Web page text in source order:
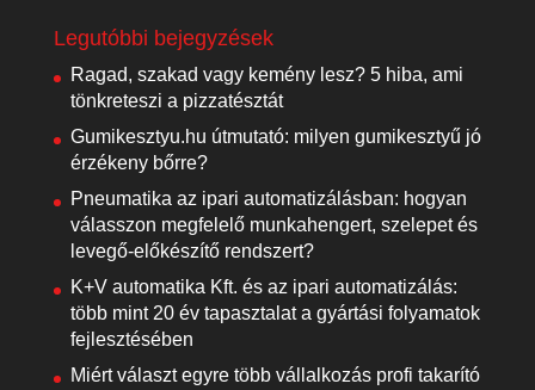
Legutóbbi bejegyzések
Ragad, szakad vagy kemény lesz? 5 hiba, ami
tönkreteszi a pizzatésztát
Gumikesztyu.hu útmutató: milyen gumikesztyű jó
érzékeny bőrre?
Pneumatika az ipari automatizálásban: hogyan
válasszon megfelelő munkahengert, szelepet és
levegő-előkészítő rendszert?
K+V automatika Kft. és az ipari automatizálás:
több mint 20 év tapasztalat a gyártási folyamatok
fejlesztésében
Miért választ egyre több vállalkozás profi takarító